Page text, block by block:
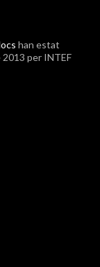
han estat
per INTEF